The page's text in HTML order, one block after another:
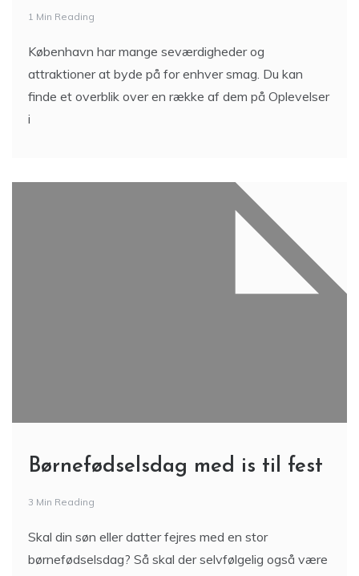
1 Min Reading
København har mange seværdigheder og
attraktioner at byde på for enhver smag. Du kan
finde et overblik over en række af dem på Oplevelser
i
Børnefødselsdag med is til fest
3 Min Reading
Skal din søn eller datter fejres med en stor
børnefødselsdag? Så skal der selvfølgelig også være